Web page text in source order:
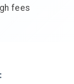
fees